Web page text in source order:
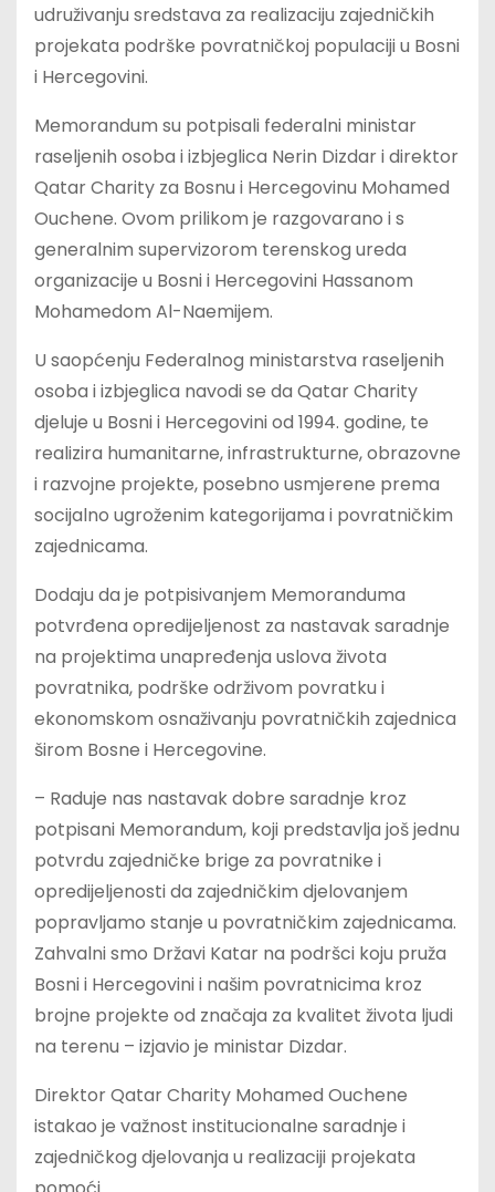
udruživanju sredstava za realizaciju zajedničkih
projekata podrške povratničkoj populaciji u Bosni
i Hercegovini.
Memorandum su potpisali federalni ministar
raseljenih osoba i izbjeglica Nerin Dizdar i direktor
Qatar Charity za Bosnu i Hercegovinu Mohamed
Ouchene. Ovom prilikom je razgovarano i s
generalnim supervizorom terenskog ureda
organizacije u Bosni i Hercegovini Hassanom
Mohamedom Al-Naemijem.
U saopćenju Federalnog ministarstva raseljenih
osoba i izbjeglica navodi se da Qatar Charity
djeluje u Bosni i Hercegovini od 1994. godine, te
realizira humanitarne, infrastrukturne, obrazovne
i razvojne projekte, posebno usmjerene prema
socijalno ugroženim kategorijama i povratničkim
zajednicama.
Dodaju da je potpisivanjem Memoranduma
potvrđena opredijeljenost za nastavak saradnje
na projektima unapređenja uslova života
povratnika, podrške održivom povratku i
ekonomskom osnaživanju povratničkih zajednica
širom Bosne i Hercegovine.
– Raduje nas nastavak dobre saradnje kroz
potpisani Memorandum, koji predstavlja još jednu
potvrdu zajedničke brige za povratnike i
opredijeljenosti da zajedničkim djelovanjem
popravljamo stanje u povratničkim zajednicama.
Zahvalni smo Državi Katar na podršci koju pruža
Bosni i Hercegovini i našim povratnicima kroz
brojne projekte od značaja za kvalitet života ljudi
na terenu – izjavio je ministar Dizdar.
Direktor Qatar Charity Mohamed Ouchene
istakao je važnost institucionalne saradnje i
zajedničkog djelovanja u realizaciji projekata